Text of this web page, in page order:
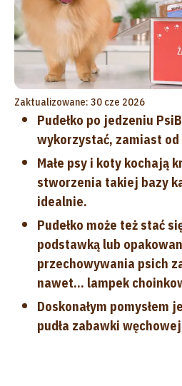
Zaktualizowane: 30 cze 2026
Pudełko po jedzeniu
wykorzystać, zamiast
Małe psy i koty kochają
stworzenia takiej bazy
idealnie.
Pudełko może też stać
podstawką lub
przechowywania psich
nawet... lampek
Doskonałym
pudła zabawki